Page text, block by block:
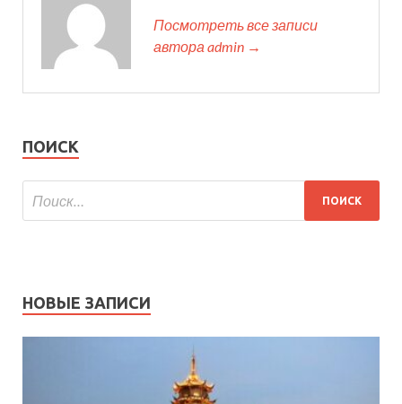
Посмотреть все записи
автора admin →
ПОИСК
НОВЫЕ ЗАПИСИ